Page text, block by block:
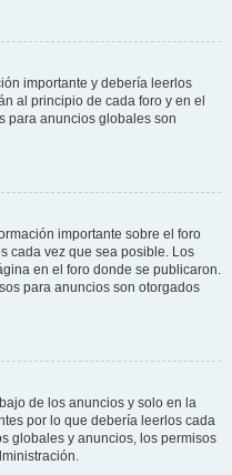
importante y debería leerlos
al principio de cada foro y en el
para anuncios globales son
importante sobre el foro
cada vez que sea posible. Los
en el foro donde se publicaron.
para anuncios son otorgados
de los anuncios y solo en la
por lo que debería leerlos cada
globales y anuncios, los permisos